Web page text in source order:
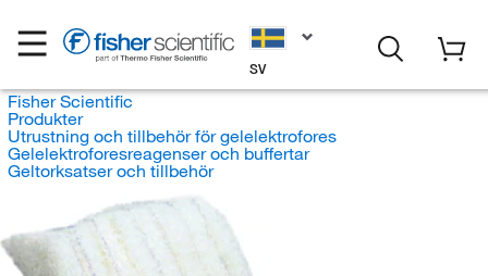
SV
Fisher Scientific
Produkter
Utrustning och tillbehör för gelelektrofores
Gelelektroforesreagenser och buffertar
Geltorksatser och tillbehör